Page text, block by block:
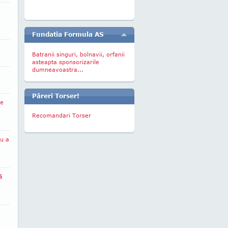
a
Fundatia Formula AS
Batranii singuri, bolnavii, orfanii
asteapta sponsorizarile
dumneavoastra...
Păreri Torser!
Recomandari Torser